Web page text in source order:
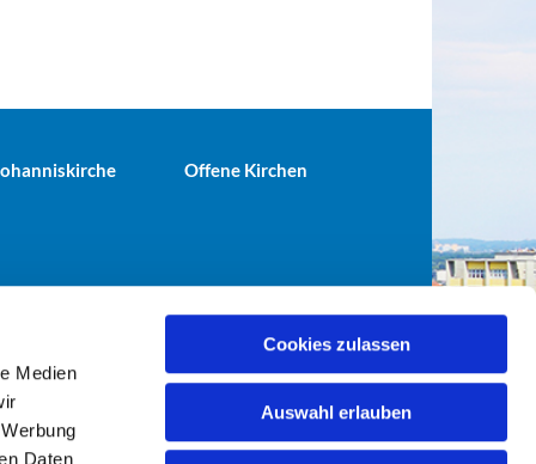
Medien
Daten
Cookies zulassen
Auswahl erlauben
Offene Kirchen
gemeinde-tiergarten.de